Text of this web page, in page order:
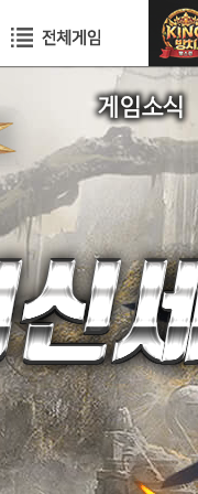
공지사항
이벤트
GM TIP
STORY